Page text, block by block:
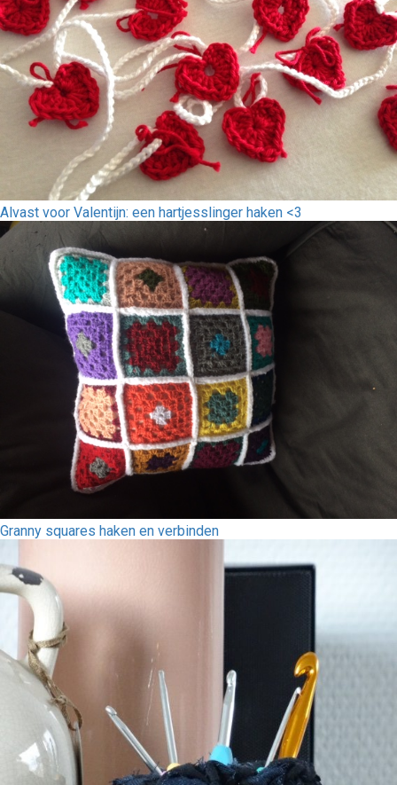
Alvast voor Valentijn: een hartjesslinger haken <3
Granny squares haken en verbinden